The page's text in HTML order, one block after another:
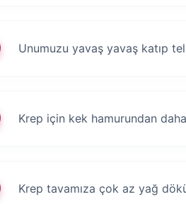
Unumuzu yavaş yavaş katıp tel
Krep için kek hamurundan
Krep tavamıza çok az yağ